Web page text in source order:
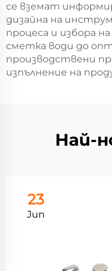
се вземат
дизайна на
процеса и избора
сметка води до
производствени
изпълнение на
Най-
23
Jun